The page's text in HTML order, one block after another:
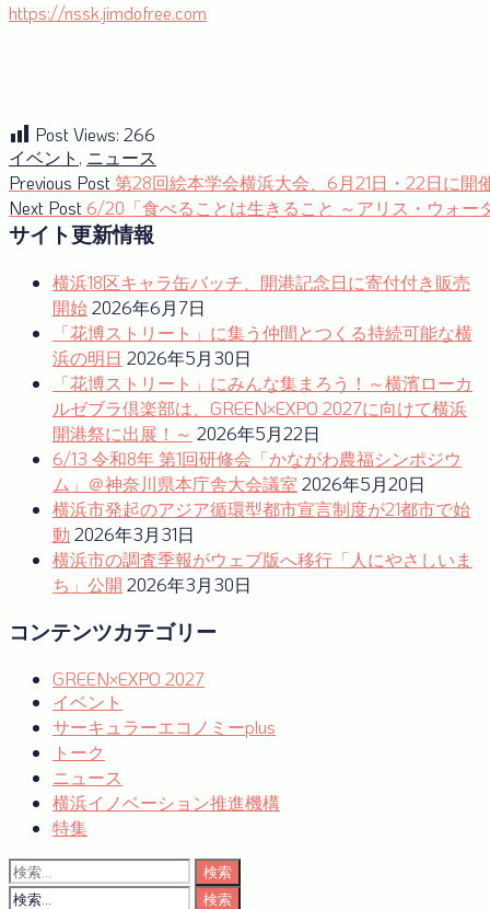
https://nssk.jimdofree.com
Post Views: 266
イベント , ニュース
投
稿
ナ
ビ
ゲ
シ
ン
Previous Post Previous
post:
第28回絵本学会横浜大会、6月21日・22日に開
Next Post Next
post:
6/20「食べることは生きること ～アリス・ウォ
サイト更新情報
横浜18区キャラ缶バッチ、開港記念日に寄付付き販売
開始2026年6月7日
「花博ストリート」に集う仲間とつくる持続可能な横
浜の明日 2026年5月30日
「花博ストリート」にみんな集まろう！～横濱ローカ
ルゼブラ倶楽部は、GREEN×EXPO 2027に向けて横浜
開港祭に出展！～ 2026年5月22日
6/13 令和8年 第1回研修会「かながわ農福シンポジウ
ム」＠神奈川県本庁舎大会議室 2026年5月20日
横浜市発起のアジア循環型都市宣言制度が21都市で始
動 2026年3月31日
横浜市の調査季報がウェブ版へ移行「人にやさしいま
ち」公開 2026年3月30日
コンテンツカテゴリー
GREEN×EXPO 2027
イベント
サーキュラーエコノミーplus
トーク
ニュース
横浜イノベーション推進機構
特集
検
索:
検